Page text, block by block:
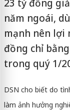
23 tỷ đồng
năm ngoái,
mạnh nên lợi
đồng chỉ
trong quý 1/
DSN cho biết do
làm ảnh hưởng